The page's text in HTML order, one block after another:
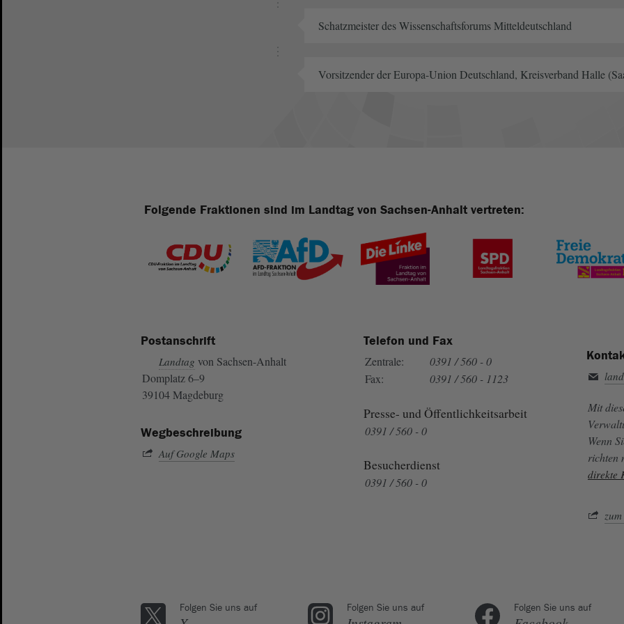
Schatzmeister des Wissenschaftsforums Mitteldeutschland
Vorsitzender der Europa-Union Deutschland, Kreisverband Halle
Folgende Fraktionen sind im Landtag von Sachsen-Anhalt vertreten:
Postanschrift
Landtag von Sachsen-Anhalt
Domplatz 6–9
39104 Magdeburg
Wegbeschreibung
Auf Google Maps
Telefon und Fax
Zentrale:
0391 / 560 - 0
Fax:
0391 / 560 - 1123
Presse- und Öffentlichkeitsarbeit
0391 / 560 - 0
Besucherdienst
0391 / 560 - 0
Mit
Wenn
richten
direkte
Folgen Sie uns auf Folgen Sie uns auf Folgen Sie uns auf